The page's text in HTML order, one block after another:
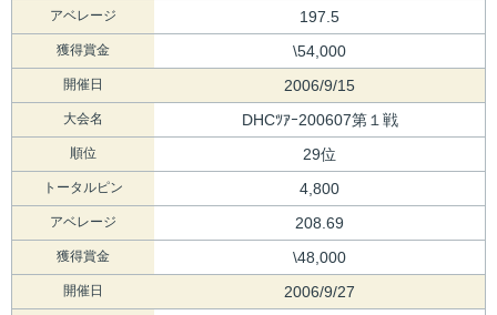
アベレージ 197.5
獲得賞金 \54,000
開催日 2006/9/15
大会名 DHCﾂｱｰ200607第１戦
順位 29位
トータルピン 4,800
アベレージ 208.69
獲得賞金 \48,000
開催日 2006/9/27